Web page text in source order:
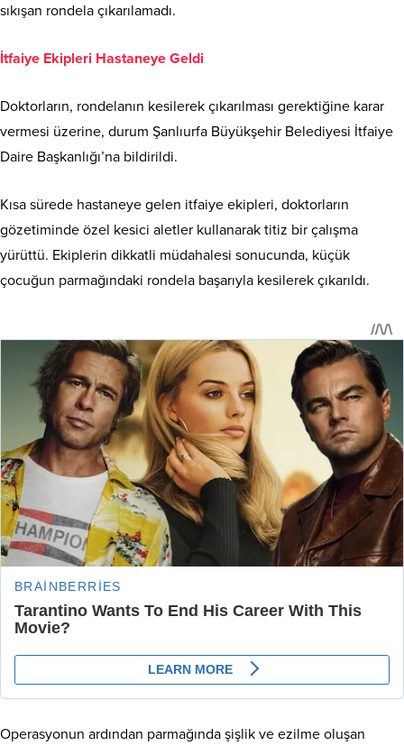
sıkışan rondela çıkarılamadı.
İtfaiye Ekipleri Hastaneye Geldi
Doktorların, rondelanın kesilerek çıkarılması gerektiğine karar
vermesi üzerine, durum Şanlıurfa Büyükşehir Belediyesi İtfaiye
Daire Başkanlığı’na bildirildi.
Kısa sürede hastaneye gelen itfaiye ekipleri, doktorların
gözetiminde özel kesici aletler kullanarak titiz bir çalışma
yürüttü. Ekiplerin dikkatli müdahalesi sonucunda, küçük
çocuğun parmağındaki rondela başarıyla kesilerek çıkarıldı.
Operasyonun ardından parmağında şişlik ve ezilme oluşan